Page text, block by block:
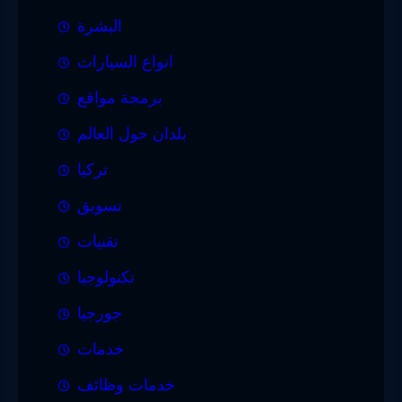
البشرة
انواع السيارات
برمجة مواقع
بلدان حول العالم
تركيا
تسويق
تقنيات
تكنولوجيا
جورجيا
خدمات
خدمات وظائف